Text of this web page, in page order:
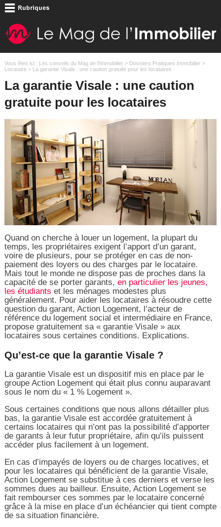
Vous êtes ici : Les conseils du Mag de l'Immobilier> Dossiers Pratiques Immobilier>
Locataire> La garantie Visale : une caution gratuite pour les locataires
La garantie Visale : une caution
gratuite pour les locataires
Quand on cherche à louer un logement, la plupart du
temps, les propriétaires exigent l’apport d’un garant,
voire de plusieurs, pour se protéger en cas de non-
paiement des loyers ou des charges par le locataire.
Mais tout le monde ne dispose pas de proches dans la
capacité de se porter garants, en particulier les jeunes,
les étudiants et les ménages modestes plus
généralement. Pour aider les locataires à résoudre cette
question du garant, Action Logement, l’acteur de
référence du logement social et intermédiaire en France,
propose gratuitement sa « garantie Visale » aux
locataires sous certaines conditions. Explications.
Qu’est-ce que la garantie Visale ?
La garantie Visale est un dispositif mis en place par le
groupe Action Logement qui était plus connu auparavant
sous le nom du « 1 % Logement ».
Sous certaines conditions que nous allons détailler plus
bas, la garantie Visale est accordée gratuitement à
certains locataires qui n’ont pas la possibilité d’apporter
de garants à leur futur propriétaire, afin qu’ils puissent
accéder plus facilement à un logement.
En cas d’impayés de loyers ou de charges locatives, et
pour les locataires qui bénéficient de la garantie Visale,
Action Logement se substitue à ces derniers et verse les
sommes dues au bailleur. Ensuite, Action Logement se
fait rembourser ces sommes par le locataire concerné
grâce à la mise en place d’un échéancier qui tient compte
de sa situation financière.